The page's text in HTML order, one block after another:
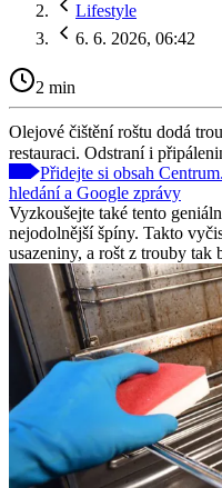
Lifestyle
6. 6. 2026, 06:42
2 min
Olejové čištění roštu dodá
restauraci. Odstraní i
Přidejte si obsah
hledání a Google zprávy
Vyzkoušejte také tento
nejodolnější špíny. Takto
usazeniny, a rošt z trouby tak